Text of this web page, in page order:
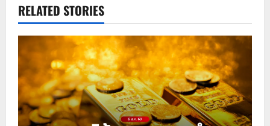
a
v
i
g
a
RELATED STORIES